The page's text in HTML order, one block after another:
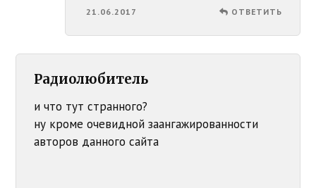
21.06.2017 ОТВЕТИТЬ
Радиолюбитель
и что тут странного?
ну кроме очевидной заангажированности
авторов данного сайта